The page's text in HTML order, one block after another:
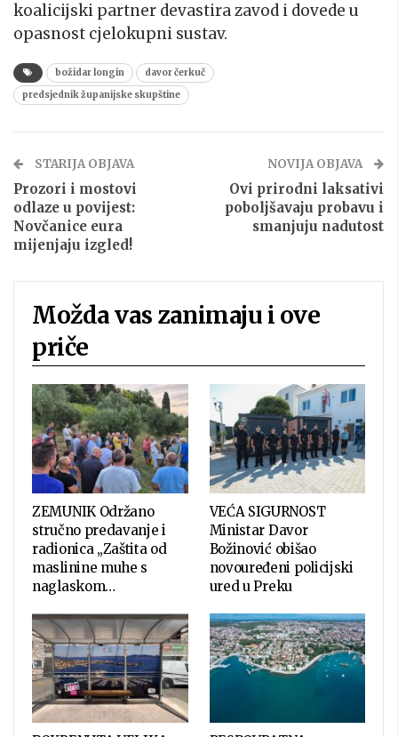
koalicijski partner devastira zavod i dovede u
opasnost cjelokupni sustav.
božidar longin
davor čerkuč
predsjednik županijske skupštine
STARIJA OBJAVA
Prozori i mostovi
odlaze u povijest:
Novčanice eura
mijenjaju izgled!
NOVIJA OBJAVA
Ovi prirodni laksativi
poboljšavaju probavu i
smanjuju nadutost
Možda vas zanimaju i ove
priče
ZEMUNIK Održano
stručno predavanje i
radionica „Zaštita od
maslinine muhe s
naglaskom…
VEĆA SIGURNOST
Ministar Davor
Božinović obišao
novouređeni policijski
ured u Preku